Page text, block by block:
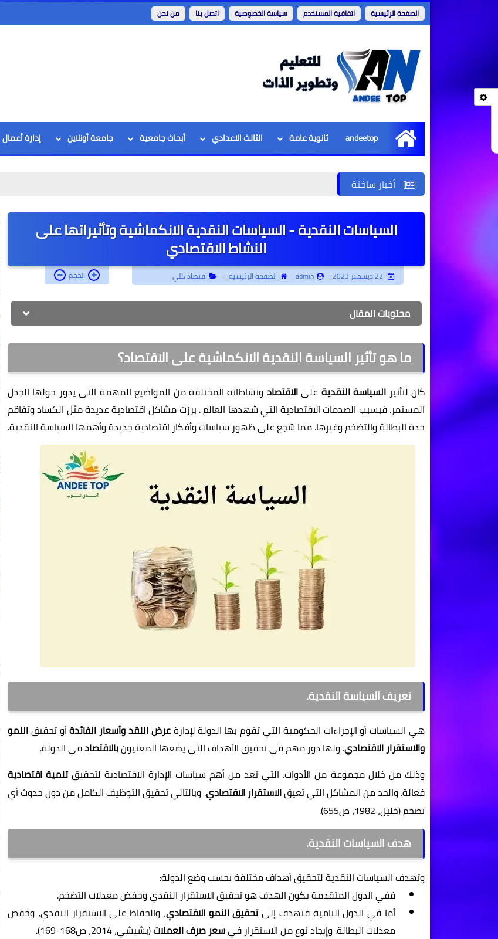
الصفحة الرئيسية اتفاقية المستخدم سياسة الخصوصية اتصل بنا من نحن
الرئيسية
andeetop ثانوية عامة الثالث الاعدادي أبحاث جامعية جامعة أونلاين إدارة أعمال
أخبار ساخنة
السياسات النقدية - السياسات النقدية الانكماشية وتأثيراتها على
النشاط الاقتصادي
admin الصفحة الرئيسية اقتصاد كلي الحجم
محتويات المقال
ما هو تأثير السياسة النقدية الانكماشية على الاقتصاد؟
كان لتأثير السياسة النقدية علىالاقتصاد ونشاطاته المختلفة من المواضيع المهمة التي يدور حولها الجدل
المستمر. فبسبب الصدمات الاقتصادية التي شهدها العالم . برزت مشاكل اقتصادية عديدة مثل الكساد وتفاقم
حدة البطالة والتضخم وغيرها. مما شجع على ظهور سياسات وأفكار اقتصادية جديدة وأهمها السياسة النقدية.
تعريف السياسة النقدية.
هي السياسات أو الإجراءات الحكومية التي تقوم بها الدولة لإدارةعرض النقد وأسعار الفائدةأو تحقيقالنمو
والاستقرار الاقتصادي. ولها دور مهم في تحقيق الأهداف التي يضعها المعنيونبالاقتصادفي الدولة.
وذلك من خلال مجموعة من الأدوات. التي تعد من أهم سياسات الإدارة الاقتصادية لتحقيقتنمية اقتصادية
فعالة. والحد من المشاكل التي تعيقالاستقرار الاقتصادي. وبالتالي تحقيق التوظيف الكامل من دون حدوث أي
تضخم (خليل، 1982، ص655).
هدف السياسات النقدية.
وتهدف السياسات النقدية لتحقيق أهداف مختلفة بحسب وضع الدولة:
ففي الدول المتقدمة يكون الهدف هو تحقيق الاستقرار النقدي وخفض معدلات التضخم.
أما في الدول النامية فتهدف إلىتحقيق النمو الاقتصادي، والحفاظ على الاستقرار النقدي، وخفض
معدلات البطالة. وإيجاد نوع من الاستقرار فيسعر صرف العملات(بشيشي، 2014، ص168-169).